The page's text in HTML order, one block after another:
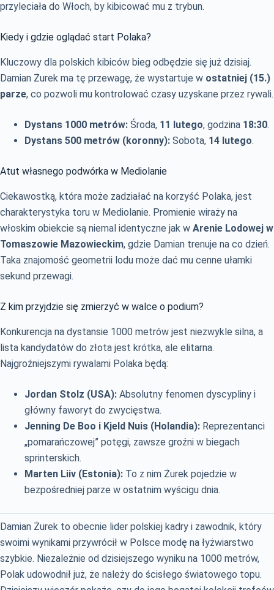
przyleciała do Włoch, by kibicować mu z trybun.
Kiedy i gdzie oglądać start Polaka?
Kluczowy dla polskich kibiców bieg odbędzie się już dzisiaj.
Damian Żurek ma tę przewagę, że wystartuje w ostatniej (15.)
parze, co pozwoli mu kontrolować czasy uzyskane przez rywali.
Dystans 1000 metrów: Środa, 11 lutego, godzina 18:30.
Dystans 500 metrów (koronny): Sobota, 14 lutego.
Atut własnego podwórka w Mediolanie
Ciekawostką, która może zadziałać na korzyść Polaka, jest
charakterystyka toru w Mediolanie. Promienie wiraży na
włoskim obiekcie są niemal identyczne jak w Arenie Lodowej w
Tomaszowie Mazowieckim, gdzie Damian trenuje na co dzień.
Taka znajomość geometrii lodu może dać mu cenne ułamki
sekund przewagi.
Z kim przyjdzie się zmierzyć w walce o podium?
Konkurencja na dystansie 1000 metrów jest niezwykle silna, a
lista kandydatów do złota jest krótka, ale elitarna.
Najgroźniejszymi rywalami Polaka będą:
Jordan Stolz (USA): Absolutny fenomen dyscypliny i
główny faworyt do zwycięstwa.
Jenning De Boo i Kjeld Nuis (Holandia): Reprezentanci
„pomarańczowej” potęgi, zawsze groźni w biegach
sprinterskich.
Marten Liiv (Estonia): To z nim Żurek pojedzie w
bezpośredniej parze w ostatnim wyścigu dnia.
Damian Żurek to obecnie lider polskiej kadry i zawodnik, który
swoimi wynikami przywrócił w Polsce modę na łyżwiarstwo
szybkie. Niezależnie od dzisiejszego wyniku na 1000 metrów,
Polak udowodnił już, że należy do ścisłego światowego topu.